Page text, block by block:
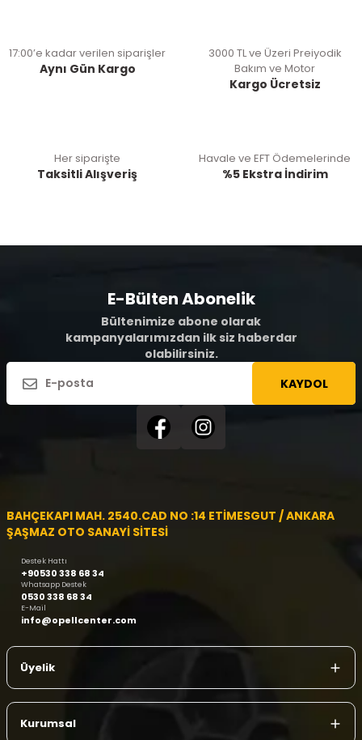
17:00’e kadar verilen siparişler
Aynı Gün Kargo
3000 TL ve Üzeri Preiyodik
Bakım ve Motor
Kargo Ücretsiz
Her siparişte
Taksitli Alışveriş
Havale ve EFT Ödemelerinde
%5 Ekstra İndirim
E-Bülten Abonelik
Bültenimize abone olarak
kampanyalarımızdan ilk siz haberdar
olabilirsiniz.
KAYDOL
BAHÇEKAPI MAH. 2540.CAD NO :14 ETİMESGUT / ANKARA
ŞAŞMAZ OTO SANAYİ SİTESİ
Destek Hattı
+90530 338 68 34
Whatsapp Destek
0530 338 68 34
E-Mail
info@opellcenter.com
Üyelik
Kurumsal